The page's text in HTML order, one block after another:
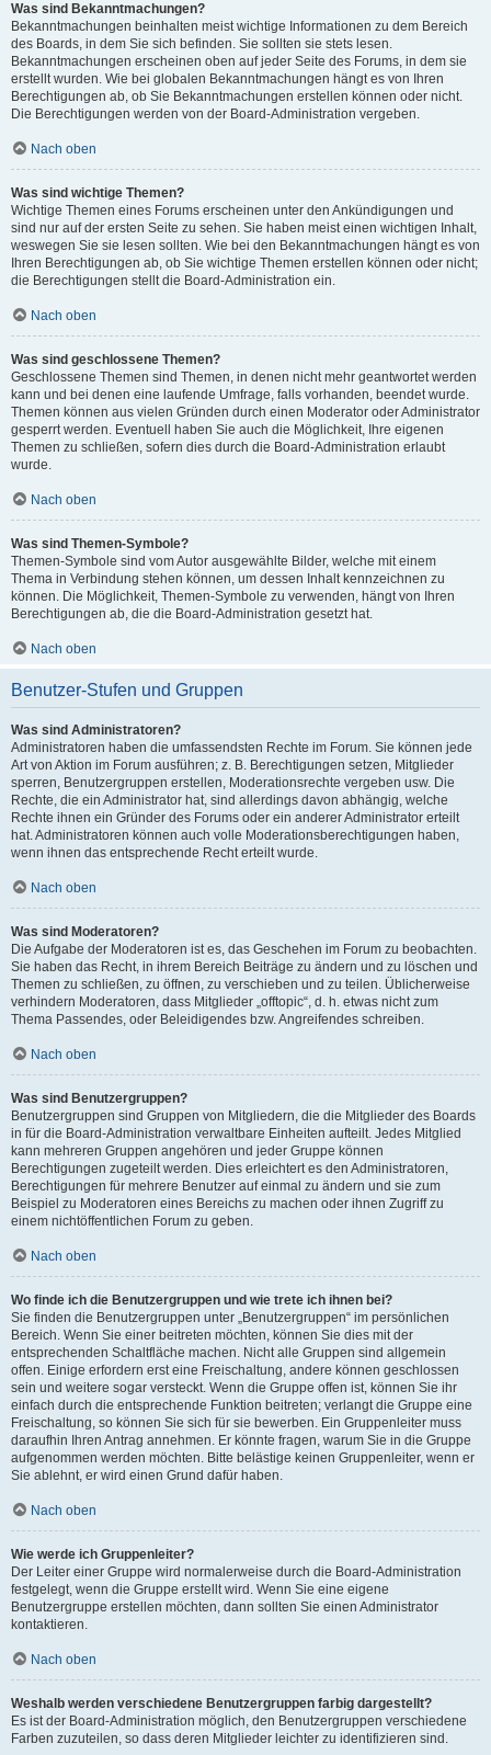
Was sind Bekanntmachungen?
Bekanntmachungen beinhalten meist wichtige Informationen zu dem Bereich
des Boards, in dem Sie sich befinden. Sie sollten sie stets lesen.
Bekanntmachungen erscheinen oben auf jeder Seite des Forums, in dem sie
erstellt wurden. Wie bei globalen Bekanntmachungen hängt es von Ihren
Berechtigungen ab, ob Sie Bekanntmachungen erstellen können oder nicht.
Die Berechtigungen werden von der Board-Administration vergeben.
Nach oben
Was sind wichtige Themen?
Wichtige Themen eines Forums erscheinen unter den Ankündigungen und
sind nur auf der ersten Seite zu sehen. Sie haben meist einen wichtigen Inhalt,
weswegen Sie sie lesen sollten. Wie bei den Bekanntmachungen hängt es von
Ihren Berechtigungen ab, ob Sie wichtige Themen erstellen können oder nicht;
die Berechtigungen stellt die Board-Administration ein.
Nach oben
Was sind geschlossene Themen?
Geschlossene Themen sind Themen, in denen nicht mehr geantwortet werden
kann und bei denen eine laufende Umfrage, falls vorhanden, beendet wurde.
Themen können aus vielen Gründen durch einen Moderator oder Administrator
gesperrt werden. Eventuell haben Sie auch die Möglichkeit, Ihre eigenen
Themen zu schließen, sofern dies durch die Board-Administration erlaubt
wurde.
Nach oben
Was sind Themen-Symbole?
Themen-Symbole sind vom Autor ausgewählte Bilder, welche mit einem
Thema in Verbindung stehen können, um dessen Inhalt kennzeichnen zu
können. Die Möglichkeit, Themen-Symbole zu verwenden, hängt von Ihren
Berechtigungen ab, die die Board-Administration gesetzt hat.
Nach oben
Benutzer-Stufen und Gruppen
Was sind Administratoren?
Administratoren haben die umfassendsten Rechte im Forum. Sie können jede
Art von Aktion im Forum ausführen; z. B. Berechtigungen setzen, Mitglieder
sperren, Benutzergruppen erstellen, Moderationsrechte vergeben usw. Die
Rechte, die ein Administrator hat, sind allerdings davon abhängig, welche
Rechte ihnen ein Gründer des Forums oder ein anderer Administrator erteilt
hat. Administratoren können auch volle Moderationsberechtigungen haben,
wenn ihnen das entsprechende Recht erteilt wurde.
Nach oben
Was sind Moderatoren?
Die Aufgabe der Moderatoren ist es, das Geschehen im Forum zu beobachten.
Sie haben das Recht, in ihrem Bereich Beiträge zu ändern und zu löschen und
Themen zu schließen, zu öffnen, zu verschieben und zu teilen. Üblicherweise
verhindern Moderatoren, dass Mitglieder „offtopic“, d. h. etwas nicht zum
Thema Passendes, oder Beleidigendes bzw. Angreifendes schreiben.
Nach oben
Was sind Benutzergruppen?
Benutzergruppen sind Gruppen von Mitgliedern, die die Mitglieder des Boards
in für die Board-Administration verwaltbare Einheiten aufteilt. Jedes Mitglied
kann mehreren Gruppen angehören und jeder Gruppe können
Berechtigungen zugeteilt werden. Dies erleichtert es den Administratoren,
Berechtigungen für mehrere Benutzer auf einmal zu ändern und sie zum
Beispiel zu Moderatoren eines Bereichs zu machen oder ihnen Zugriff zu
einem nichtöffentlichen Forum zu geben.
Nach oben
Wo finde ich die Benutzergruppen und wie trete ich ihnen bei?
Sie finden die Benutzergruppen unter „Benutzergruppen“ im persönlichen
Bereich. Wenn Sie einer beitreten möchten, können Sie dies mit der
entsprechenden Schaltfläche machen. Nicht alle Gruppen sind allgemein
offen. Einige erfordern erst eine Freischaltung, andere können geschlossen
sein und weitere sogar versteckt. Wenn die Gruppe offen ist, können Sie ihr
einfach durch die entsprechende Funktion beitreten; verlangt die Gruppe eine
Freischaltung, so können Sie sich für sie bewerben. Ein Gruppenleiter muss
daraufhin Ihren Antrag annehmen. Er könnte fragen, warum Sie in die Gruppe
aufgenommen werden möchten. Bitte belästige keinen Gruppenleiter, wenn er
Sie ablehnt, er wird einen Grund dafür haben.
Nach oben
Wie werde ich Gruppenleiter?
Der Leiter einer Gruppe wird normalerweise durch die Board-Administration
festgelegt, wenn die Gruppe erstellt wird. Wenn Sie eine eigene
Benutzergruppe erstellen möchten, dann sollten Sie einen Administrator
kontaktieren.
Nach oben
Weshalb werden verschiedene Benutzergruppen farbig dargestellt?
Es ist der Board-Administration möglich, den Benutzergruppen verschiedene
Farben zuzuteilen, so dass deren Mitglieder leichter zu identifizieren sind.